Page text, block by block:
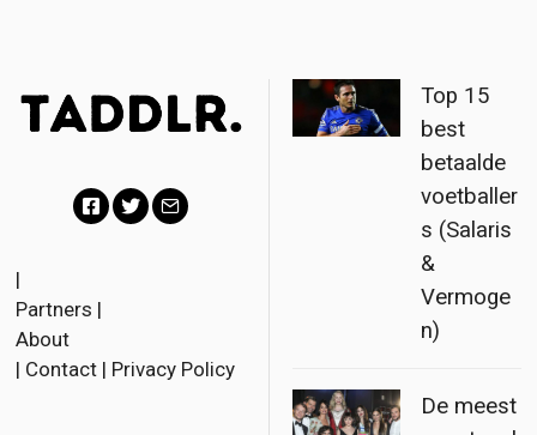
c
l
|
Partners |
About
| Contact | Privacy Policy
Top 15
best
betaalde
voetballer
s (Salaris
&
Vermoge
n)
De meest